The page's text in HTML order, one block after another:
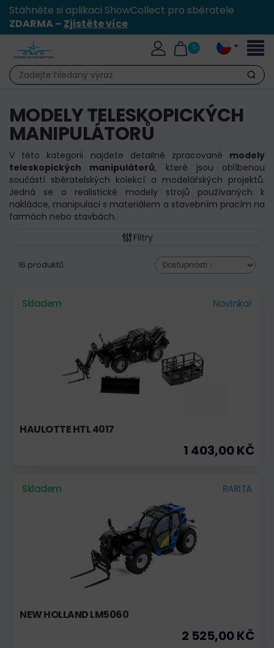
Stáhněte si aplikaci ShowCollect pro sběratele
ZDARMA – Zjistěte více
0
Hledat
MODELY TELESKOPICKÝCH
MANIPULÁTORŮ
V této kategorii najdete detailně zpracované modely
teleskopických manipulátorů, které jsou oblíbenou
součástí sběratelských kolekcí a modelářských projektů.
Jedná se o realistické modely strojů používaných k
nakládce, manipulaci s materiálem a stavebním pracím na
farmách nebo stavbách.
Filtry
16 produktů
Skladem Novinka!
HAULOTTE HTL 4017
1 403,00 KČ
Skladem RARITA
NEW HOLLAND LM5060
2 525,00 KČ